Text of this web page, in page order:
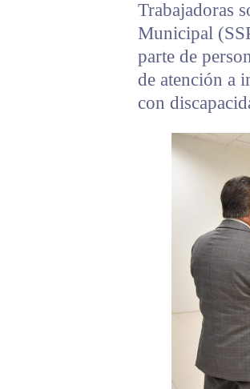
Trabajadoras
Municipal
parte de
de atención a
con